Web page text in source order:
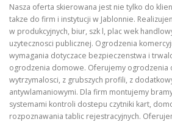
Nasza oferta skierowana jest nie tylko do
takze do firm i instytucji w Jablonnie.
w produkcyjnych, biur, szk l, plac wek
uzytecznosci publicznej. Ogrodzenia
wymagania dotyczace bezpieczenstwa i
ogrodzenia domowe. Oferujemy ogrodzenia
wytrzymalosci, z grubszych profili, z
antywlamaniowymi. Dla firm montujemy
systemami kontroli dostepu czytniki kart,
rozpoznawania tablic rejestracyjnych.